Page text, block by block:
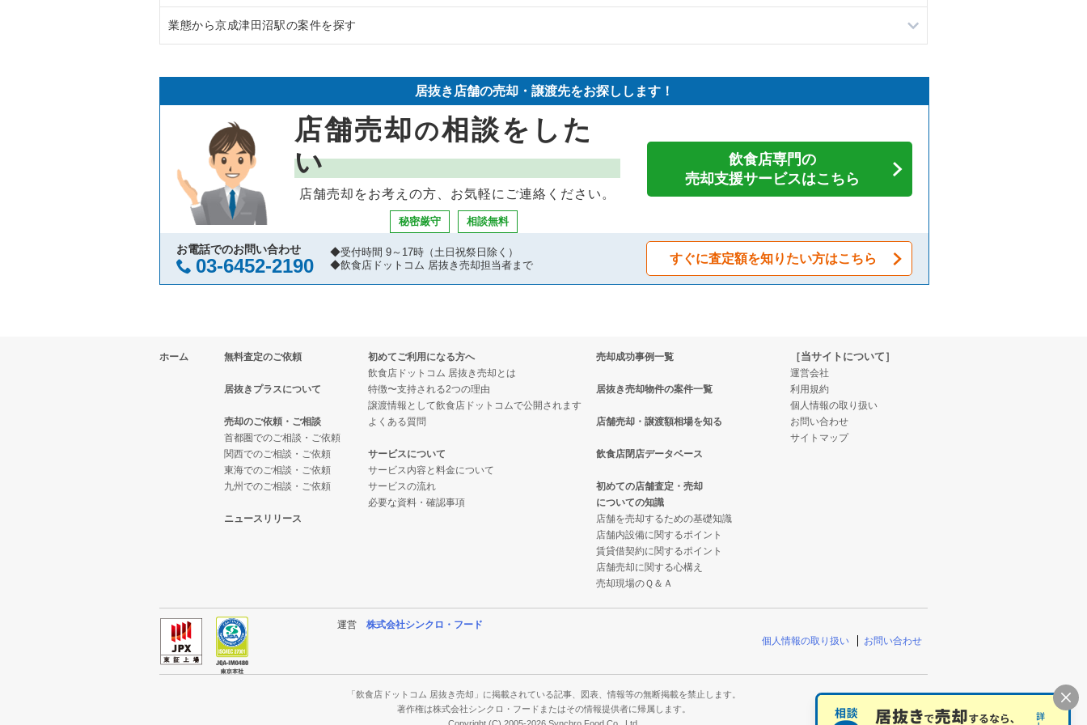
鎌ヶ谷市の飲食店の居抜き売却物件の案件一覧
浦安市の飲食店の居抜き売却物件の案件一覧
市川市の飲食店の居抜き売却物件の案件一覧
松戸市の飲食店の居抜き売却物件の案件一覧
八千代市の飲食店の居抜き売却物件の案件一覧
袖ヶ浦市の飲食店の居抜き売却物件の案件一覧
君津市の飲食店の居抜き売却物件の案件一覧
千葉市美浜区の飲食店の居抜き売却物件の案件一覧
佐倉市の飲食店の居抜き売却物件の案件一覧
四街道市の飲食店の居抜き売却物件の案件一覧
印西市の飲食店の居抜き売却物件の案件一覧
山武郡の飲食店の居抜き売却物件の案件一覧
成田市の飲食店の居抜き売却物件の案件一覧
千葉市花見川区の飲食店の居抜き売却物件の案件一覧
我孫子市の飲食店の居抜き売却物件の案件一覧
千葉県のラーメンの居抜き売却物件の案件一覧
千葉県のイタリア料理の居抜き売却物件の案件一覧
千葉県の中華の居抜き売却物件の案件一覧
千葉県のそば・うどんの居抜き売却物件の案件一覧
千葉県の寿司の居抜き売却物件の案件一覧
千葉県の焼肉の居抜き売却物件の案件一覧
千葉県の鉄板焼き・お好み焼の居抜き売却物件の案件一覧
千葉県のカフェの居抜き売却物件の案件一覧
千葉県のテイクアウトの居抜き売却物件の案件一覧
千葉県のお弁当・惣菜・デリの居抜き売却物件の案件一覧
千葉県のカラオケ・パブ・スナックの居抜き売却物件の案件一覧
千葉県のバーの居抜き売却物件の案件一覧
千葉県の洋食の居抜き売却物件の案件一覧
千葉県のその他の居抜き売却物件の案件一覧
業態から京成津田沼駅の案件を探す
京成津田沼駅の居酒屋・ダイニングバーの居抜き売却物件の案件一覧
京成津田沼駅のその他の居抜き売却物件の案件一覧
居抜き店舗の売却・譲渡先をお探しします！
店舗売却の相談をした
い
店舗売却をお考えの方、お気軽にご連絡ください。
秘密厳守 相談無料
飲食店専門の
売却支援サービスはこちら
お電話でのお問い合わせ
03-6452-2190
◆受付時間 9～17時（土日祝祭日除く）
◆飲食店ドットコム 居抜き売却担当者まで
すぐに査定額を知りたい方はこちら
ホーム 無料査定のご依頼
居抜きプラスについて
売却のご依頼・ご相談
首都圏でのご相談・ご依頼
関西でのご相談・ご依頼
東海でのご相談・ご依頼
九州でのご相談・ご依頼
ニュースリリース
初めてご利用になる方へ
飲食店ドットコム 居抜き売却とは
特徴〜支持される2つの理由
譲渡情報として飲食店ドットコムで公開されます
よくある質問
サービスについて
サービス内容と料金について
サービスの流れ
必要な資料・確認事項
売却成功事例一覧
居抜き売却物件の案件一覧
店舗売却・譲渡額相場を知る
飲食店閉店データベース
初めての店舗査定・売却
についての知識
店舗を売却するための基礎知識
店舗内設備に関するポイント
賃貸借契約に関するポイント
店舗売却に関する心構え
売却現場のＱ＆Ａ
［当サイトについて］
運営会社
利用規約
個人情報の取り扱い
お問い合わせ
サイトマップ
運営 株式会社シンクロ・フード
個人情報の取り扱い
お問い合わせ
「飲食店ドットコム 居抜き売却」に掲載されている記事、図表、情報等の無断掲載を禁止します。
著作権は株式会社シンクロ・フードまたはその情報提供者に帰属します。